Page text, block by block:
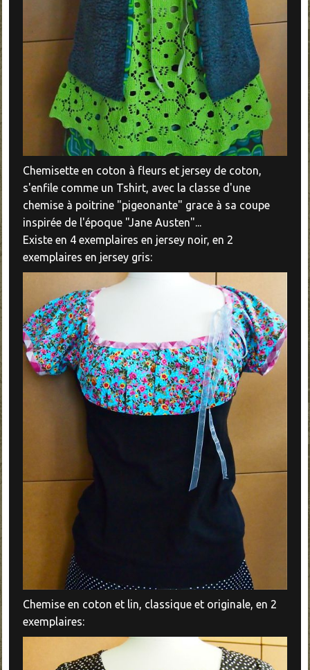
Chemisette en coton à fleurs et jersey de coton,
s'enfile comme un Tshirt, avec la classe d'une
chemise à poitrine "pigeonante" grace à sa coupe
inspirée de l'époque "Jane Austen"...
Existe en 4 exemplaires en jersey noir, en 2
exemplaires en jersey gris:
Chemise en coton et lin, classique et originale, en 2
exemplaires: